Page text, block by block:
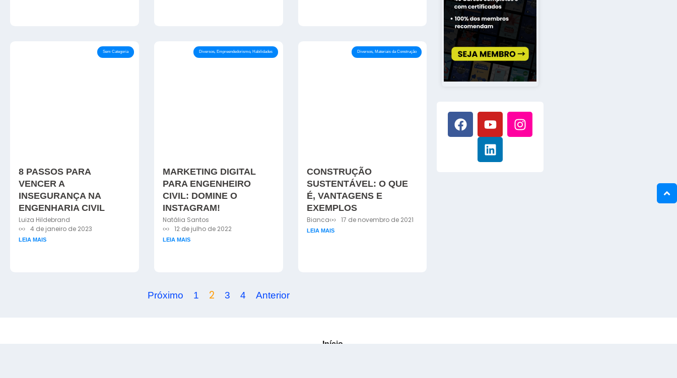
Sem Categoria
8 PASSOS PARA
VENCER A
INSEGURANÇA NA
ENGENHARIA CIVIL
Luiza Hildebrand
4 de janeiro de 2023
LEIA MAIS
Diversos, Empreendedorismo, Habilidades
MARKETING DIGITAL
PARA ENGENHEIRO
CIVIL: DOMINE O
INSTAGRAM!
Natália Santos
12 de julho de 2022
LEIA MAIS
Diversos, Materiais da Construção
CONSTRUÇÃO
SUSTENTÁVEL: O QUE
É, VANTAGENS E
EXEMPLOS
Bianca 17 de novembro de 2021
LEIA MAIS
Próximo 1 2 3 4 Anterior
Início